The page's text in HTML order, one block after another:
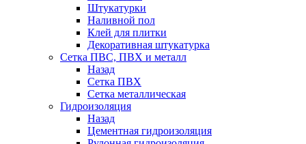
Штукатурки
Наливной пол
Клей для плитки
Декоративная штукатурка
Сетка ПВС, ПВХ и металл
Назад
Сетка ПВХ
Сетка металлическая
Гидроизоляция
Назад
Цементная гидроизоляция